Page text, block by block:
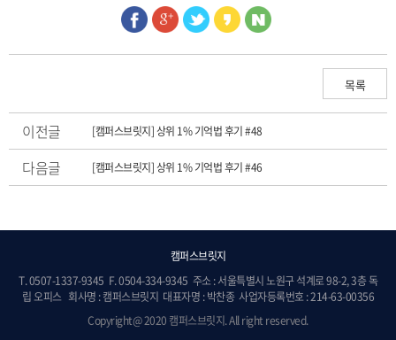
목록
이전글 [캠퍼스브릿지] 상위 1% 기억법 후기 #48
다음글 [캠퍼스브릿지] 상위 1% 기억법 후기 #46
캠퍼스브릿지
T. 0507-1337-9345 F. 0504-334-9345 주소 : 서울특별시 노원구 석계로 98-2, 3층 독
립 오피스 회사명 : 캠퍼스브릿지 대표자명 : 박찬종 사업자등록번호 : 214-63-00356
Copyright@ 2020 캠퍼스브릿지. All right reserved.